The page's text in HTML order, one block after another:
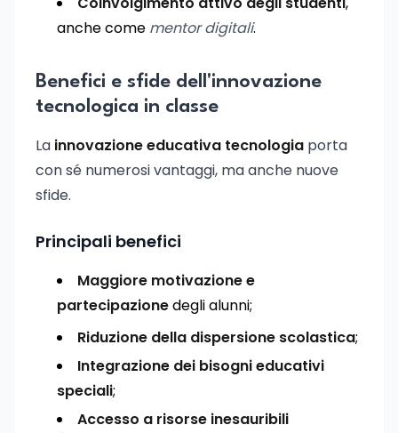
anche come mentor digitali.
Benefici e sfide dell'innovazione
tecnologica in classe
La innovazione educativa tecnologia porta
con sé numerosi vantaggi, ma anche nuove
sfide.
Principali benefici
Maggiore motivazione e
partecipazionedegli alunni;
Riduzione della dispersione scolastica;
Integrazione dei bisogni educativi
speciali;
Accesso a risorse inesauribili